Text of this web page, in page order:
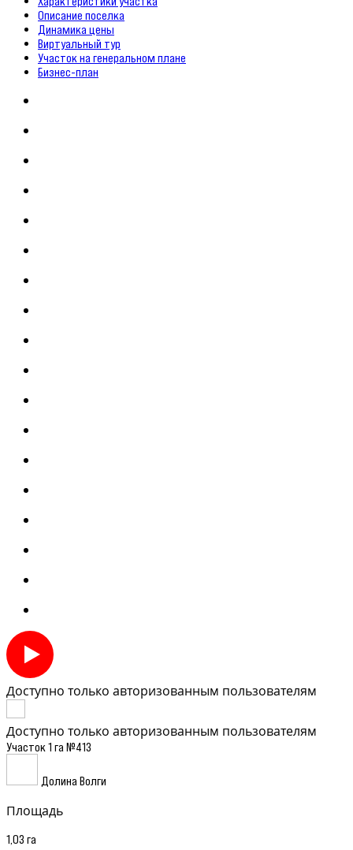
Описание поселка
Динамика цены
Виртуальный тур
Участок на генеральном плане
Бизнес-план
Доступно только авторизованным пользователям
Доступно только авторизованным пользователям
Участок 1 га №413
Долина Волги
Площадь
1,03 га